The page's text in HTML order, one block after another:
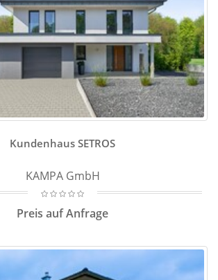
Kundenhaus SETROS
KAMPA GmbH
Preis auf Anfrage